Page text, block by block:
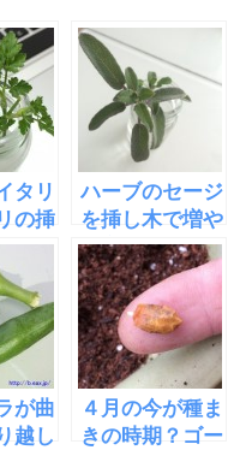
タリ
の挿
しに
ハーブのセージ
を挿し木で増や
す方法
が曲
越し
４月の今が種ま
きの時期？ゴー